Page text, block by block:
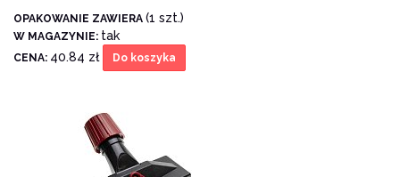
OPAKOWANIE ZAWIERA (1 szt.)
W MAGAZYNIE: tak
CENA: 40.84 zł Do koszyka